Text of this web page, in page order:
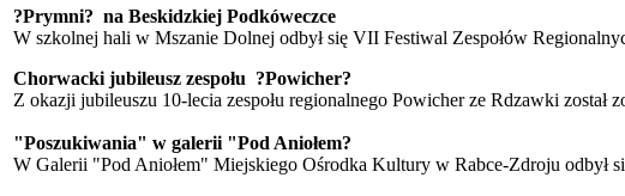
?Prymni? na Beskidzkiej Podkóweczce
W szkolnej hali w Mszanie Dolnej odbył się VII Festiwal Zespołów
Chorwacki jubileusz zespołu ?Powicher?
Z okazji jubileuszu 10-lecia zespołu regionalnego Powicher ze Rdzawki
"Poszukiwania" w galerii "Pod Aniołem?
W Galerii "Pod Aniołem" Miejskiego Ośrodka Kultury w Rabce-Zdroju odbył